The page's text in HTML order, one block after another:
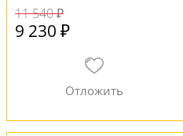
11 540 ₽
9 230 ₽